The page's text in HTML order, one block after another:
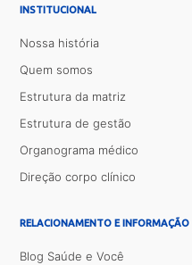
INSTITUCIONAL
Nossa história
Quem somos
Estrutura da matriz
Estrutura de gestão
Organograma médico
Direção corpo clínico
RELACIONAMENTO E INFORMAÇÃO
Blog Saúde e Você